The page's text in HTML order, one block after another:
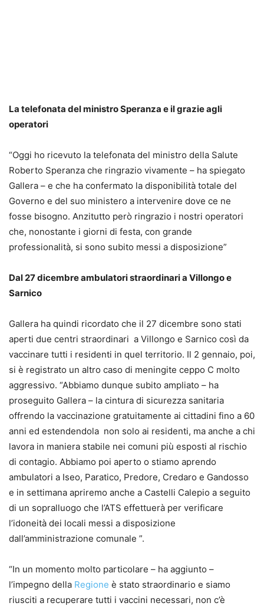
La telefonata del ministro Speranza e il grazie agli
operatori
“Oggi ho ricevuto la telefonata del ministro della Salute
Roberto Speranza che ringrazio vivamente – ha spiegato
Gallera – e che ha confermato la disponibilità totale del
Governo e del suo ministero a intervenire dove ce ne
fosse bisogno. Anzitutto però ringrazio i nostri operatori
che, nonostante i giorni di festa, con grande
professionalità, si sono subito messi a disposizione”
Dal 27 dicembre ambulatori straordinari a Villongo e
Sarnico
Gallera ha quindi ricordato che il 27 dicembre sono stati
aperti due centri straordinari a Villongo e Sarnico così da
vaccinare tutti i residenti in quel territorio. Il 2 gennaio, poi,
si è registrato un altro caso di meningite ceppo C molto
aggressivo. “Abbiamo dunque subito ampliato – ha
proseguito Gallera – la cintura di sicurezza sanitaria
offrendo la vaccinazione gratuitamente ai cittadini fino a 60
anni ed estendendola non solo ai residenti, ma anche a chi
lavora in maniera stabile nei comuni più esposti al rischio
di contagio. Abbiamo poi aperto o stiamo aprendo
ambulatori a Iseo, Paratico, Predore, Credaro e Gandosso
e in settimana apriremo anche a Castelli Calepio a seguito
di un sopralluogo che l’ATS effettuerà per verificare
l’idoneità dei locali messi a disposizione
dall’amministrazione comunale ”.
“In un momento molto particolare – ha aggiunto –
l’impegno della Regione è stato straordinario e siamo
riusciti a recuperare tutti i vaccini necessari, non c’è